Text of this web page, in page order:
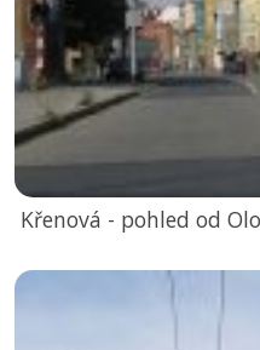
Křenová - pohled od